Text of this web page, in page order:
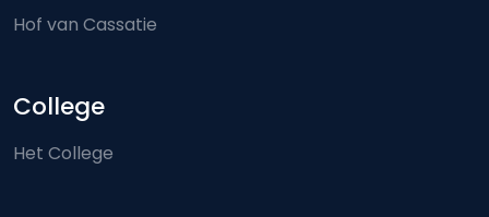
Hof van Cassatie
College
Het College